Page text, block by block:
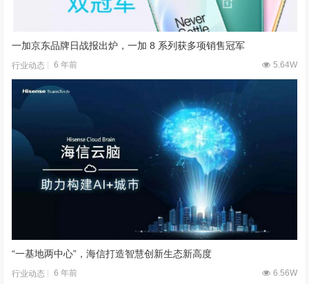
一加京东品牌日战报出炉，一加 8 系列获多项销售冠军
行业动态 6 年前 5.64W
“一基地两中心”，海信打造智慧创新生态新高度
行业动态 6 年前 6.56W